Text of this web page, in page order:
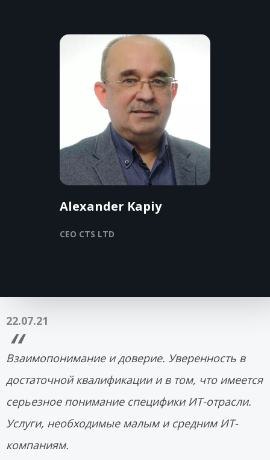
Alexander Kapiy
CEO CTS LTD
22.07.21
Взаимопонимание и доверие. Уверенность в
достаточной квалификации и в том, что имеется
серьезное понимание специфики ИТ-отрасли.
Услуги, необходимые малым и средним ИТ-
компаниям.